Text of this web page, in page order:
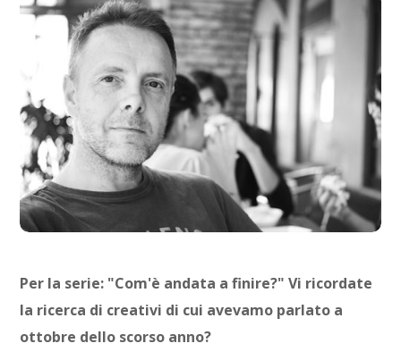
Per la serie: "Com'è andata a finire?" Vi ricordate
la ricerca di creativi di cui avevamo parlato a
ottobre dello scorso anno?